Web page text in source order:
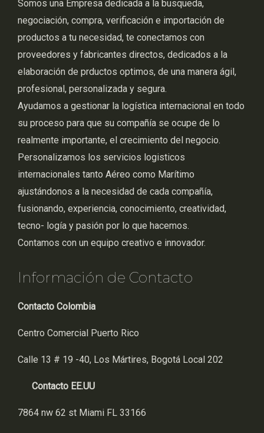
Somos una Empresa dedicada a la busqueda,
negociación, compra, verificación e importación de
productos a tu necesidad, te conectamos con
proveedores y fabricantes directos, dedicados a la
elaboración de prductos optimos, de una manera ágil,
profesional, personalizada y segura.
Ayudamos a gestionar la logística internacional en todo
su proceso para que su compañía se ocupe de lo
realmente importante, el crecimiento del negocio.
Personalizamos los servicios logisticos
internacionales tanto Aéreo como Marítimo
ajustándonos a la necesidad de cada compañía,
fusionando, experiencia, conocimiento, creatividad,
tecno- logía y pasión por lo que hacemos.
Contamos con un equipo creativo e innovador.
Información de Contacto
Contacto Colombia
Centro Comercial Puerto Rico
Calle 13 # 19 -40, Los Mártires, Bogotá Local 202
Contacto EE.UU
7864 nw 62 st Miami FL 33166